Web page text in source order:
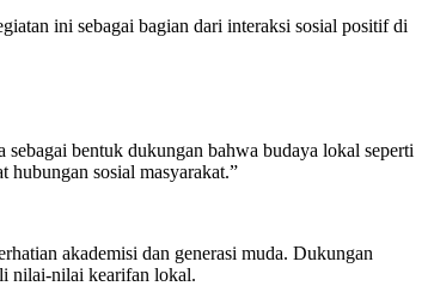
ini sebagai bagian dari interaksi sosial positif di
bentuk dukungan bahwa budaya lokal seperti
hubungan sosial masyarakat.”
akademisi dan generasi muda. Dukungan
nilai-nilai kearifan lokal.